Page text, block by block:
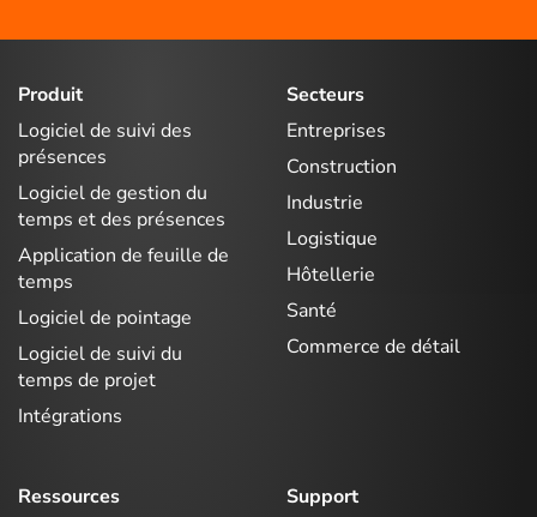
Produit
Logiciel de suivi des
présences
Logiciel de gestion du
temps et des présences
Application de feuille de
temps
Logiciel de pointage
Logiciel de suivi du
temps de projet
Intégrations
Secteurs
Entreprises
Construction
Industrie
Logistique
Hôtellerie
Santé
Commerce de détail
Ressources
Support